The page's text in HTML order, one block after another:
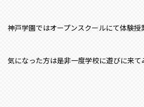
神戸学園ではオープンスクールにて体験授
気になった方は是非一度学校に遊びに来て